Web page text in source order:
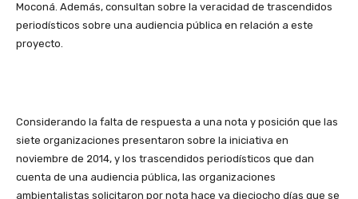
Moconá. Además, consultan sobre la veracidad de trascendidos
periodísticos sobre una audiencia pública en relación a este
proyecto.
Considerando la falta de respuesta a una nota y posición que las
siete organizaciones presentaron sobre la iniciativa en
noviembre de 2014, y los trascendidos periodísticos que dan
cuenta de una audiencia pública, las organizaciones
ambientalistas solicitaron por nota hace ya dieciocho días que se